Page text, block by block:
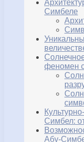
Симбеле
феномен
Симбел:
Абу-